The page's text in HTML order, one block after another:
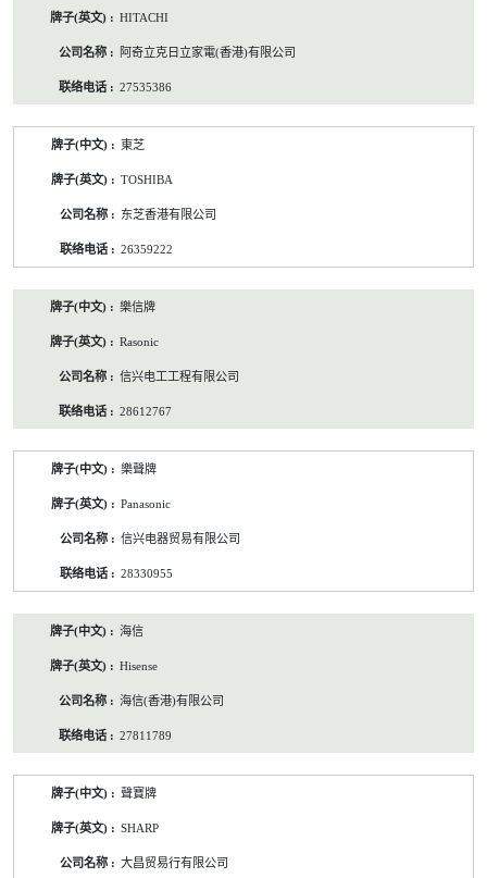
HITACHI
阿奇立克日立家電(香港)有限公司
27535386
東芝
TOSHIBA
东芝香港有限公司
26359222
樂信牌
Rasonic
信兴电工工程有限公司
28612767
樂聲牌
Panasonic
信兴电器贸易有限公司
28330955
海信
Hisense
海信(香港)有限公司
27811789
聲寶牌
SHARP
大昌贸易行有限公司